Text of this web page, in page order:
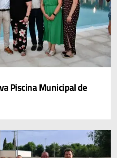
Piscina Municipal de